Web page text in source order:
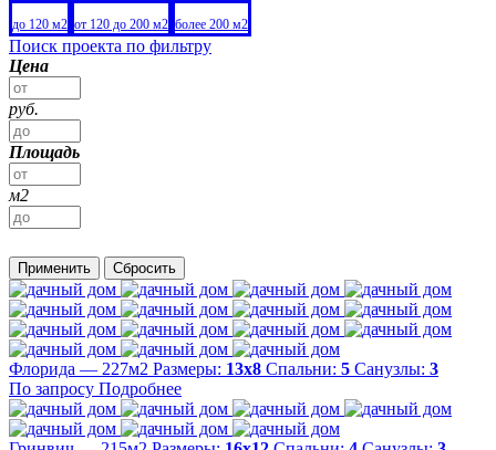
до 120 м2 от 120 до 200 м2 более 200 м2
Поиск проекта по фильтру
Цена
руб.
Площадь
м2
Применить Сбросить
Флорида — 227м2 Размеры: 13х8 Спальни: 5 Санузлы: 3
По запросу Подробнее